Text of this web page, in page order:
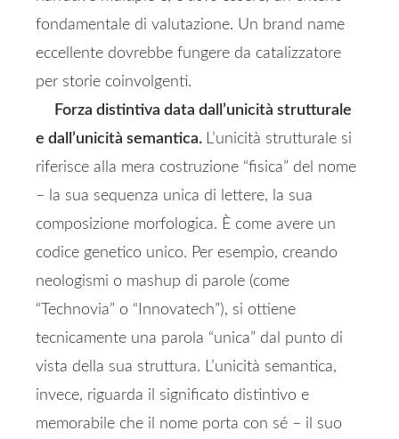
fondamentale di valutazione. Un brand name
eccellente dovrebbe fungere da catalizzatore
per storie coinvolgenti.
Forza distintiva data dall’unicità strutturale
e dall’unicità semantica. L’unicità strutturale si
riferisce alla mera costruzione “fisica” del nome
– la sua sequenza unica di lettere, la sua
composizione morfologica. È come avere un
codice genetico unico. Per esempio, creando
neologismi o mashup di parole (come
“Technovia” o “Innovatech”), si ottiene
tecnicamente una parola “unica” dal punto di
vista della sua struttura. L’unicità semantica,
invece, riguarda il significato distintivo e
memorabile che il nome porta con sé – il suo